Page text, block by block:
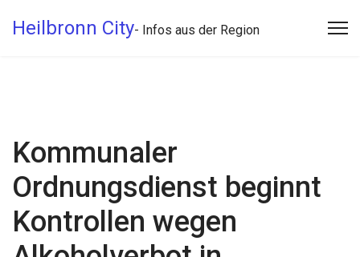
Heilbronn City- Infos aus der Region
Kommunaler
Ordnungsdienst beginnt
Kontrollen wegen